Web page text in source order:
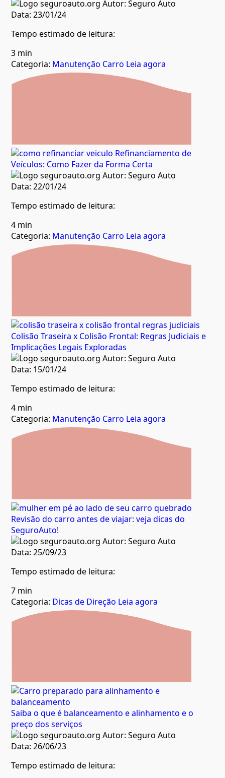
Autor:Seguro Auto
Data:23/01/24
Tempo estimado de leitura:
3 min
Categoria: Manutenção Carro Leia agora
Refinanciamento de
Veículos: Como Fazer da Forma Certa
Autor:Seguro Auto
Data:22/01/24
Tempo estimado de leitura:
4 min
Categoria: Manutenção Carro Leia agora
Colisão Traseira x Colisão Frontal: Regras Judiciais e
Implicações Legais Exploradas
Autor:Seguro Auto
Data: 15/01/24
Tempo estimado de leitura:
4 min
Categoria: Manutenção Carro Leia agora
Revisão do carro antes de viajar: veja dicas do
SeguroAuto!
Autor:Seguro Auto
Data:25/09/23
Tempo estimado de leitura:
7 min
Categoria: Dicas de Direção Leia agora
Saiba o que é balanceamento e alinhamento e o
preço dos serviços
Autor:Seguro Auto
Data:26/06/23
Tempo estimado de leitura: